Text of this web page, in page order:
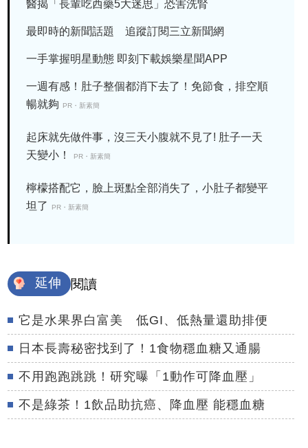
醫揭「長輩吃西藥5大迷思」恐害洗腎
最即時的新聞話題 追蹤訂閱三立新聞網
一手掌握明星動態 即刻下載娛樂星聞APP
一週有感！肚子整個都消下去了！免節食，排空順
暢就夠
PR・新素簡
起床就先做件事，沒三天小腹就不見了! 肚子一天
天變小！
PR・新素簡
檸檬搭配它，臉上斑點全部消失了，小肚子都變平
坦了
PR・新素簡
延伸 閱讀
它是水果界白富美 低GI、低熱量還助排便
日本長壽秘密找到了！1食物穩血糖又通腸
不用跑跑跳跳！研究曝「1動作可降血壓」
不是綠茶！1飲品助抗癌、降血壓 能穩血糖